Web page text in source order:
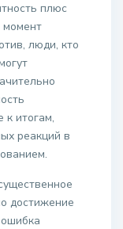
плюс
момент
люди, кто
к итогам,
реакций в
достижение